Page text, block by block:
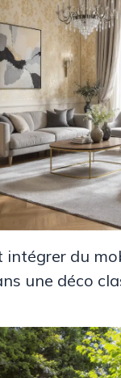
intégrer du
une déco